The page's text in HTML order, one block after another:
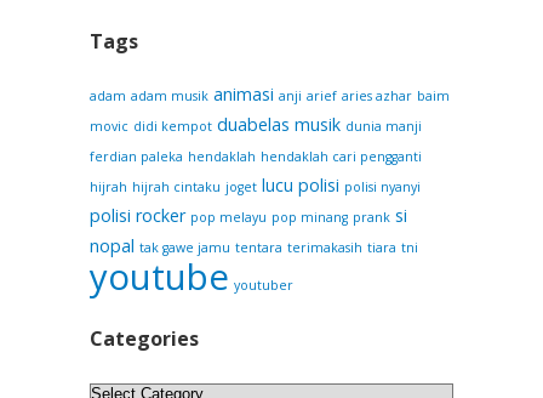
Tags
adam adam musik animasi anji arief aries azhar baim
movic didi kempot duabelas musik dunia manji
ferdian paleka hendaklah hendaklah cari pengganti
hijrah hijrah cintaku joget lucu polisi polisi nyanyi
polisi rocker pop melayu pop minang prank si
nopal tak gawe jamu tentara terimakasih tiara tni
youtube youtuber
Categories
Categories